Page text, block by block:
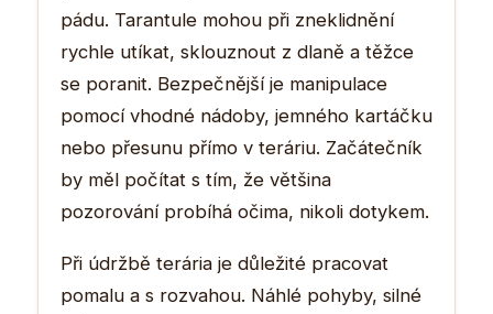
pádu. Tarantule mohou při zneklidnění
rychle utíkat, sklouznout z dlaně a těžce
se poranit. Bezpečnější je manipulace
pomocí vhodné nádoby, jemného kartáčku
nebo přesunu přímo v teráriu. Začátečník
by měl počítat s tím, že většina
pozorování probíhá očima, nikoli dotykem.
Při údržbě terária je důležité pracovat
pomalu a s rozvahou. Náhlé pohyby, silné